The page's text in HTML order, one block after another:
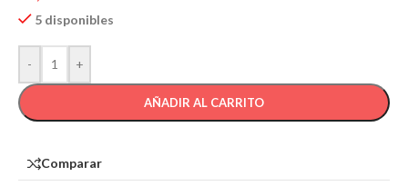
5 disponibles
- +
AÑADIR AL CARRITO
Comparar